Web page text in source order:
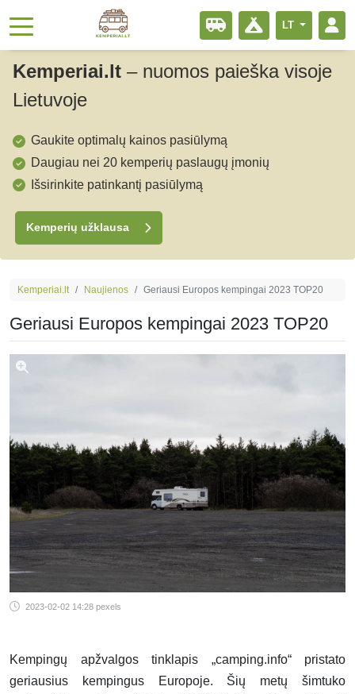
LT
Kemperiai.lt – nuomos paieška visoje
Lietuvoje
Gaukite optimalų kainos pasiūlymą
Daugiau nei 20 kemperių paslaugų įmonių
Išsirinkite patinkantį pasiūlymą
Kemperių užklausa
Kemperiai.lt Naujienos Geriausi Europos kempingai 2023 TOP20
Geriausi Europos kempingai 2023 TOP20
2023-02-02 14:28 pexels
Kempingų apžvalgos tinklapis „camping.info“ pristato
geriausius kempingus Europoje. Šių metų šimtuko